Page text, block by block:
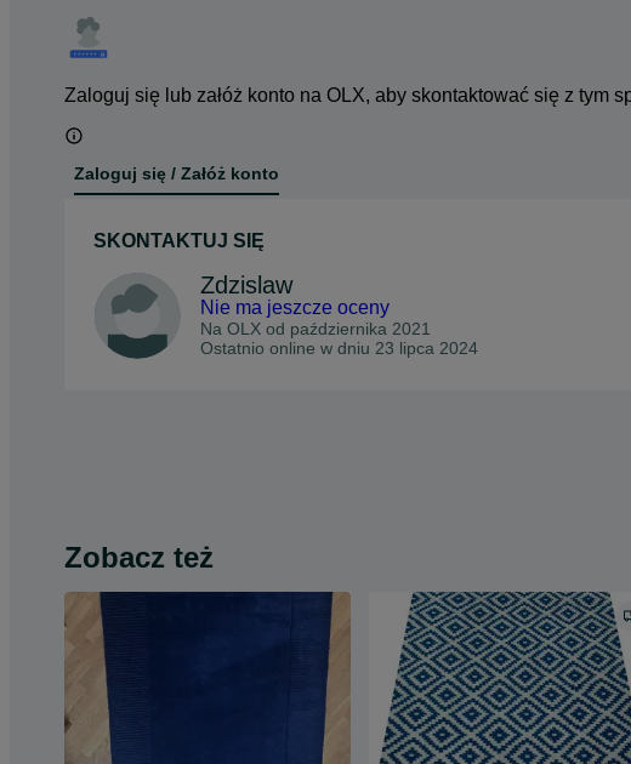
Zaloguj się lub załóż konto na OLX, aby skontaktować się z tym
Zaloguj się / Załóż konto
SKONTAKTUJ SIĘ
Zdzislaw
Nie ma jeszcze oceny
Na OLX od października 2021
Ostatnio online w dniu 23 lipca 2024
Zobacz też